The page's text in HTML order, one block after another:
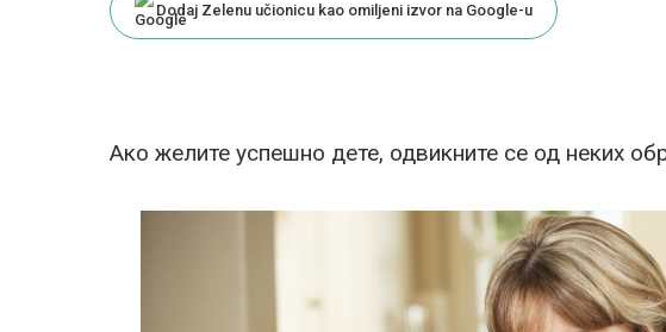
Dodaj Zelenu učionicu kao omiljeni izvor na Google-u
Ако желите успешно дете, одвикните се од неких